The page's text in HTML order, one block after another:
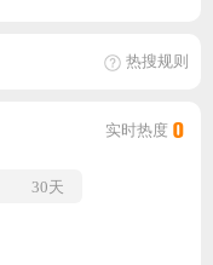
热搜规则
实时热度 0
30天